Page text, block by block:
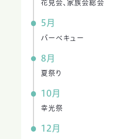
花見会、家族会総会
5月
バーベキュー
8月
夏祭り
10月
幸光祭
12月